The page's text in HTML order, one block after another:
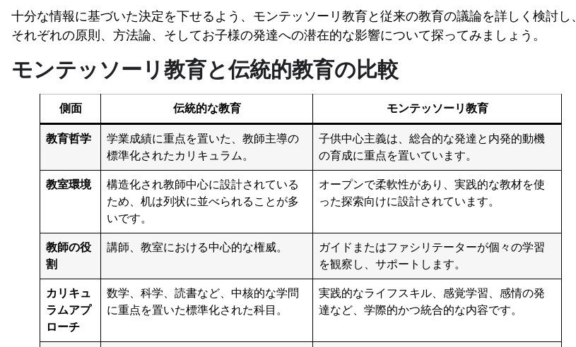
十分な情報に基づいた決定を下せるよう、モンテッソーリ教育と従来の教育の議論を詳しく検討し、
それぞれの原則、方法論、そしてお子様の発達への潜在的な影響について探ってみましょう。
モンテッソーリ教育と伝統的教育の比較
側面 伝統的な教育
モンテッソーリ教育
教育哲学
学業成績に重点を置いた、教師主導の
標準化されたカリキュラム。
子供中心主義は、総合的な発達と内発的動機
の育成に重点を置いています。
教室環境
構造化され教師中心に設計されている
ため、机は列状に並べられることが多
いです。
オープンで柔軟性があり、実践的な教材を使
った探索向けに設計されています。
教師の役
割
講師、教室における中心的な権威。
ガイドまたはファシリテーターが個々の学習
を観察し、サポートします。
カリキュ
ラムアプ
ローチ
数学、科学、読書など、中核的な学問
に重点を置いた標準化された科目。
実践的なライフスキル、感覚学習、感情の発
達など、学際的かつ統合的な内容です。